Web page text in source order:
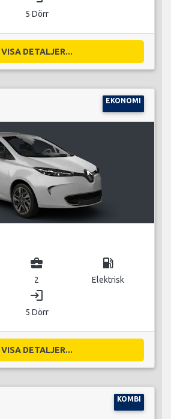
5 Dörr
VISA DETALJER...
EKONOMI
business_center
2
local_gas_station
Elektrisk
login
5 Dörr
VISA DETALJER...
KOMBI